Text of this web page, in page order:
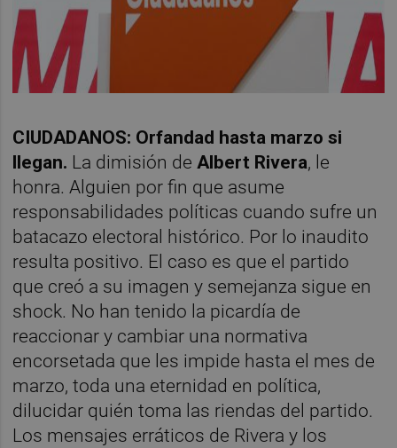
CIUDADANOS: Orfandad hasta marzo si
llegan. La dimisión deAlbert Rivera, le
honra. Alguien por fin que asume
responsabilidades políticas cuando sufre un
batacazo electoral histórico. Por lo inaudito
resulta positivo. El caso es que el partido
que creó a su imagen y semejanza sigue en
shock. No han tenido la picardía de
reaccionar y cambiar una normativa
encorsetada que les impide hasta el mes de
marzo, toda una eternidad en política,
dilucidar quién toma las riendas del partido.
Los mensajes erráticos de Rivera y los